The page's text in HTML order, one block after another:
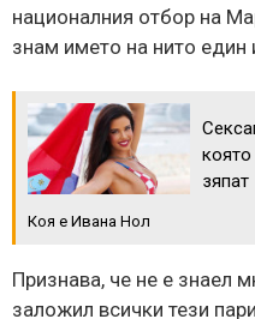
националния отбор на
знам името на нито един
зяпат
Коя е Ивана Нол
Признава, че не е знаел
заложил всички тези